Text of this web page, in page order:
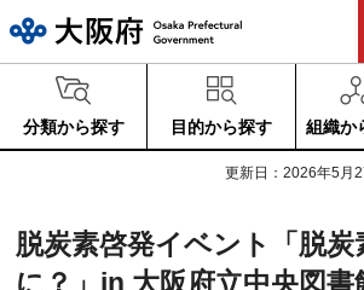
分類から探す 目的から探す 組織か
更新日：2026年5月
脱炭素啓発イベント「脱炭
に？」in 大阪府立中央図書